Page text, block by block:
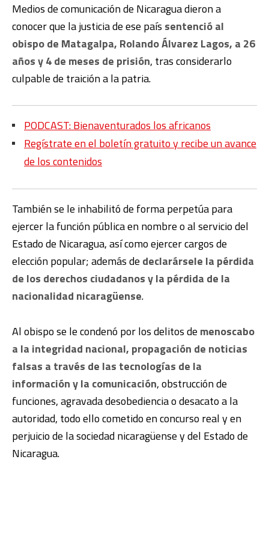
Medios de comunicación de Nicaragua dieron a
conocer que la justicia de ese país sentenció al
obispo de Matagalpa, Rolando Álvarez Lagos, a 26
años y 4 de meses de prisión, tras considerarlo
culpable de traición a la patria.
PODCAST: Bienaventurados los africanos
Regístrate en el boletín gratuito y recibe un avance
de los contenidos
También se le inhabilitó de forma perpetúa para
ejercer la función pública en nombre o al servicio del
Estado de Nicaragua, así como ejercer cargos de
elección popular; además de declarársele la pérdida
de los derechos ciudadanos y la pérdida de la
nacionalidad nicaragüense.
Al obispo se le condenó por los delitos de menoscabo
a la integridad nacional, propagación de noticias
falsas a través de las tecnologías de la
información y la comunicación, obstrucción de
funciones, agravada desobediencia o desacato a la
autoridad, todo ello cometido en concurso real y en
perjuicio de la sociedad nicaragüense y del Estado de
Nicaragua.